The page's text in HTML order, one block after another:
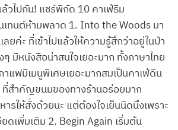
วไปกัน! แชร์พิกัด 10 คาเฟ่ธีม
ทนต์ห้ามพลาด 1. Into the Woods มา
ยค่ะ ที่เข้าไปแล้วให้ความรู้สึกว่าอยู่ในป่า
มีหนังสือน่าสนใจเยอะมาก ทั้งภาษาไทย
แฟมีเมนูพิเศษเยอะมากสมเป็นคาเฟ่ดิน
ที่สำคัญขนมของทางร้านอร่อยมาก
ารให้สั่งด้วยนะ แต่ต้องใจเย็นนิดนึงเพราะ
ยดเพิ่มเติม 2. Begin Again เริ่มต้น